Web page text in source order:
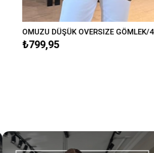
OMUZU DÜŞÜK OVERSIZE GÖMLEK/
₺799,95